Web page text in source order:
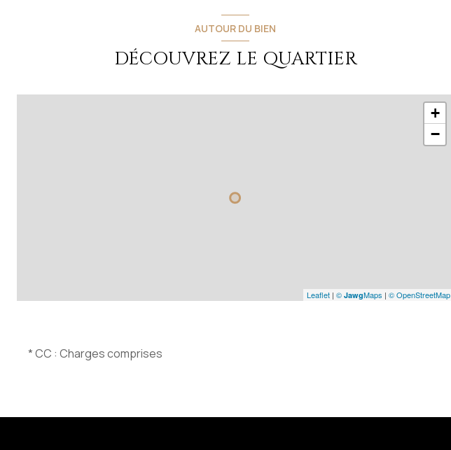
AUTOUR DU BIEN
DÉCOUVREZ LE QUARTIER
+
−
Leaflet | © JawgMaps | © OpenStreetMap
* CC : Charges comprises